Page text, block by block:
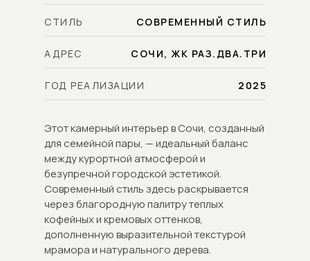
АДРЕС
ГОД РЕАЛИЗАЦИИ
СТИЛЬ
СОЧИ, ЖК РАЗ.ДВА.ТРИ
2025
СОВРЕМЕННЫЙ СТИЛЬ
Этот камерный интерьер в Сочи, созданный
для семейной пары, — идеальный баланс
между курортной атмосферой и
безупречной городской эстетикой.
Современный стиль здесь раскрывается
через благородную палитру теплых
кофейных и кремовых оттенков,
дополненную выразительной текстурой
мрамора и натурального дерева.